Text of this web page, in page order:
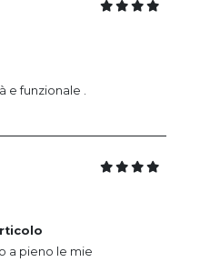
e funzionale .
a pieno le mie